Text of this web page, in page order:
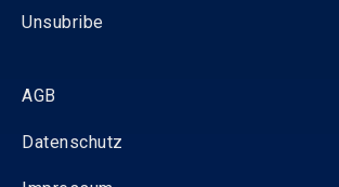
Unsubribe
AGB
Datenschutz